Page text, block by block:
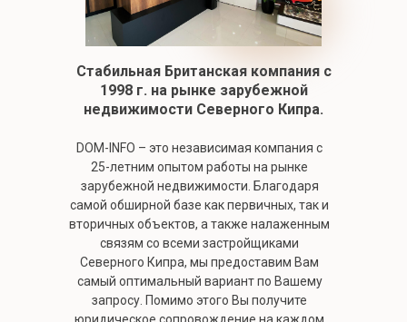
DOM-INFO – это независимая компания с
25-летним опытом работы на рынке
зарубежной недвижимости. Благодаря
самой обширной базе как первичных, так и
вторичных объектов, а также налаженным
связям со всеми застройщиками
Северного Кипра, мы предоставим Вам
самый оптимальный вариант по Вашему
запросу. Помимо этого Вы получите
Стабильная Британская компания c
1998 г. на рынке зарубежной
недвижимости Северного Кипра.